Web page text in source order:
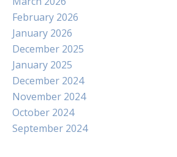
February 2026
January 2026
December 2025
January 2025
December 2024
November 2024
October 2024
September 2024